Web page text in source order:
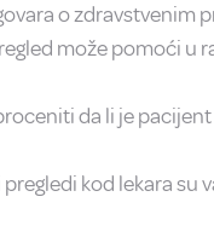
o zdravstvenim
može pomoći u
da li je
pregledi kod lekara su